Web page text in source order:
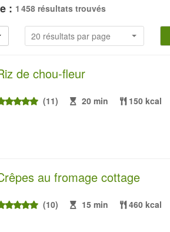
: 1 458 résultats trouvés
20 résultats par page
de chou-fleur
(11) 20 min 150 kcal
au fromage cottage
(10) 15 min 460 kcal